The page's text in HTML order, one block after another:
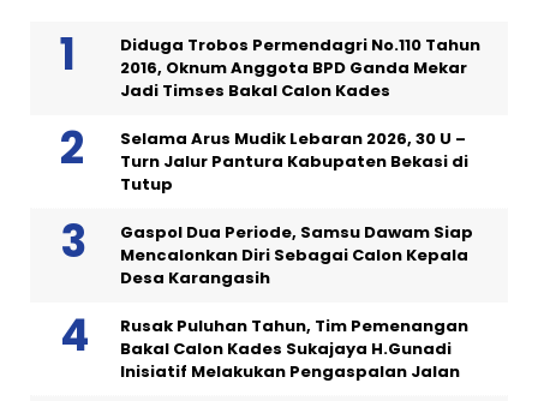
Diduga Trobos Permendagri No.110 Tahun
2016, Oknum Anggota BPD Ganda Mekar
Jadi Timses Bakal Calon Kades
Selama Arus Mudik Lebaran 2026, 30 U –
Turn Jalur Pantura Kabupaten Bekasi di
Tutup
Gaspol Dua Periode, Samsu Dawam Siap
Mencalonkan Diri Sebagai Calon Kepala
Desa Karangasih
Rusak Puluhan Tahun, Tim Pemenangan
Bakal Calon Kades Sukajaya H.Gunadi
Inisiatif Melakukan Pengaspalan Jalan